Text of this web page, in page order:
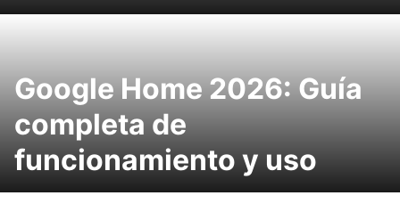
Google Home 2026: Guía
completa de
funcionamiento y uso